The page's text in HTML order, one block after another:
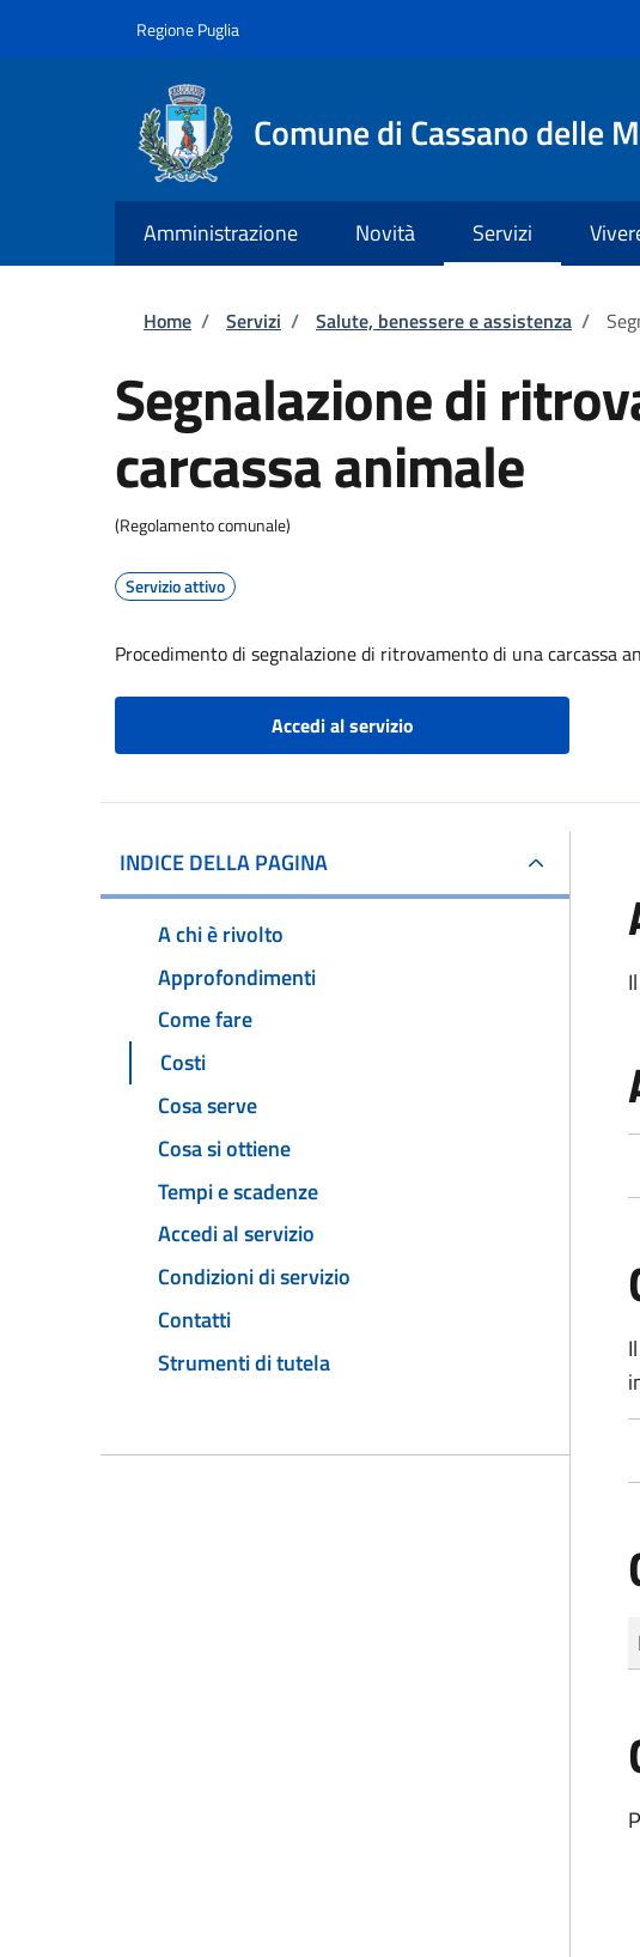
Regione Puglia
Comune di Cassano delle
Amministrazione Novità Servizi
Briciole di pane
Home / Servizi / Salute, benessere e assistenza /
Segnalazione di
carcassa animale
(Regolamento comunale)
Servizio attivo
Procedimento di segnalazione di ritrovamento di una carcassa
Accedi al servizio
INDICE DELLA PAGINA
A chi è rivolto
Approfondimenti
Come fare
Costi
Cosa serve
Cosa si ottiene
Tempi e scadenze
Accedi al servizio
Condizioni di servizio
Contatti
Strumenti di tutela